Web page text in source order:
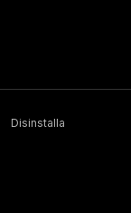
Disinstalla